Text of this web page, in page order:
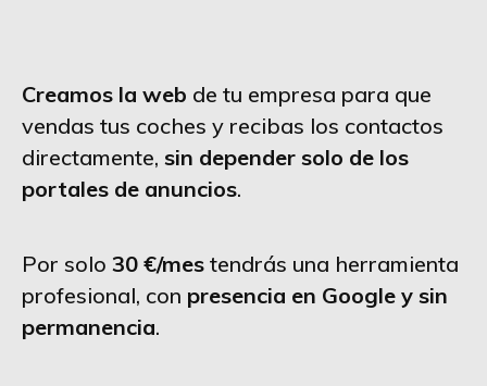
Creamos la web de tu empresa para que
vendas tus coches y recibas los contactos
directamente, sin depender solo de los
portales de anuncios.
Por solo 30 €/mes tendrás una herramienta
profesional, con presencia en Google y sin
permanencia.